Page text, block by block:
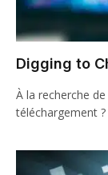
Digging to
À la recherche
téléchargement